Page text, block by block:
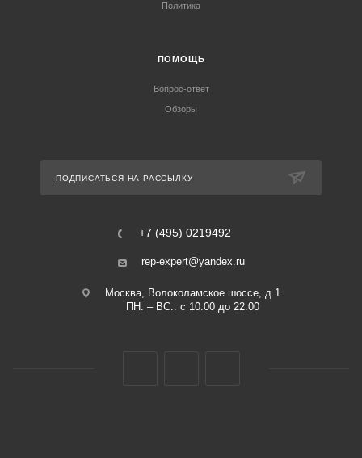
Политика
ПОМОЩЬ
Вопрос-ответ
Обзоры
ПОДПИСАТЬСЯ НА РАССЫЛКУ
+7 (495) 0219492
rep-expert@yandex.ru
Москва, Волоколамское шоссе, д.1
ПН. – ВС.: с 10:00 до 22:00